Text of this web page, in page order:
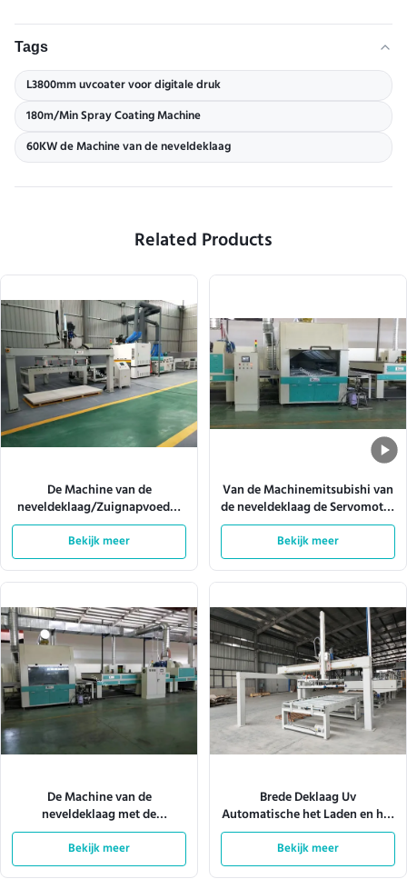
Tags
L3800mm uvcoater voor digitale druk
180m/Min Spray Coating Machine
60KW de Machine van de neveldeklaag
Related Products
De Machine van de
neveldeklaag/Zuignapvoeder
10m/Min
Bekijk meer
Van de Machinemitsubishi van
de neveldeklaag de Servomotor
W920mm 180m/Min
Bekijk meer
De Machine van de
neveldeklaag met de
Verlichting 380V 28kw van Tec
van het Transportbandsysteem
Bekijk meer
Brede Deklaag Uv
Automatische het Laden en het
Leegmaken Machine 4KW
1600mm
Bekijk meer